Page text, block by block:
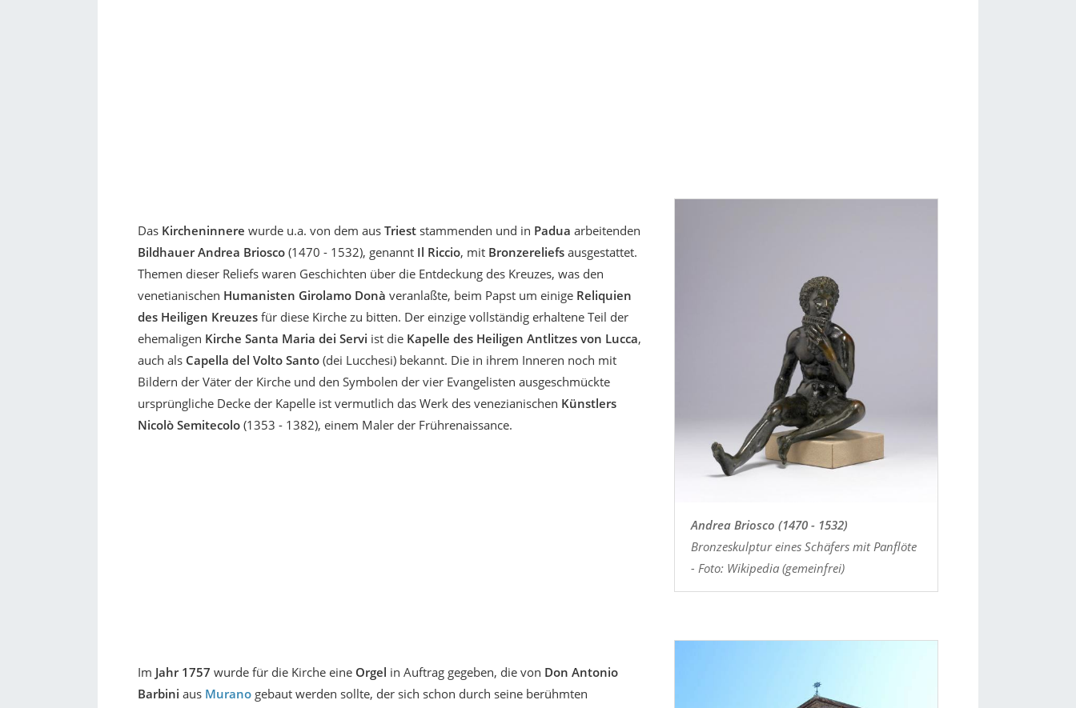
Andrea Briosco (1470 - 1532)
Bronzeskulptur eines Schäfers mit Panflöte
- Foto: Wikipedia (gemeinfrei)
Das Kircheninnere wurde u.a. von dem aus Triest stammenden und in Padua arbeitenden
Bildhauer Andrea Briosco (1470 - 1532), genannt Il Riccio, mit Bronzereliefs ausgestattet.
Themen dieser Reliefs waren Geschichten über die Entdeckung des Kreuzes, was den
venetianischen Humanisten Girolamo Donà veranlaßte, beim Papst um einige Reliquien
des Heiligen Kreuzes für diese Kirche zu bitten. Der einzige vollständig erhaltene Teil der
ehemaligen Kirche Santa Maria dei Servi ist die Kapelle des Heiligen Antlitzes von Lucca,
auch als Capella del Volto Santo (dei Lucchesi) bekannt. Die in ihrem Inneren noch mit
Bildern der Väter der Kirche und den Symbolen der vier Evangelisten ausgeschmückte
ursprüngliche Decke der Kapelle ist vermutlich das Werk des venezianischen Künstlers
Nicolò Semitecolo (1353 - 1382), einem Maler der Frührenaissance.
Im Jahr 1757 wurde für die Kirche eine Orgel in Auftrag gegeben, die von Don Antonio
Barbini aus Murano gebaut werden sollte, der sich schon durch seine berühmten